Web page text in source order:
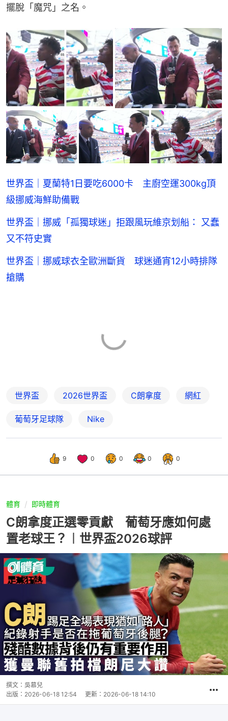
擺脫「魔咒」之名。
世界盃｜夏蘭特1日要吃6000卡 主廚空運300kg頂
級挪威海鮮助備戰
世界盃｜挪威「孤獨球迷」拒跟風玩維京划船： 又蠢
又不符史實
世界盃｜挪威球衣全歐洲斷貨 球迷通宵12小時排隊
搶購
世界盃 2026世界盃 C朗拿度 網紅
葡萄牙足球隊 Nike
9 0 0 0 0
體育 即時體育
C朗拿度正選零貢獻 葡萄牙應如何處
置老球王？︱世界盃2026球評
撰文： 吳慕兒
出版： 2026-06-18 12:54 更新： 2026-06-18 14:10